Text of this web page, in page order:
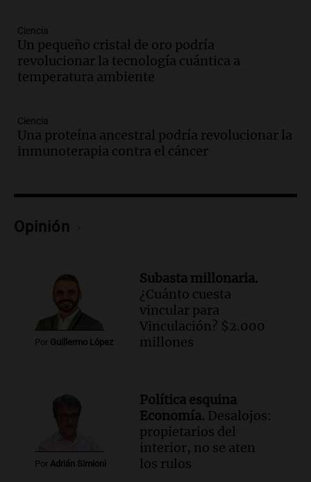
Episodios
Audio.El orgullo y el sueño argentino de
Jorge Messi en una entrevista con Rony
Episodios
Audio.El abuelo de Agostina Vega, tras
Una mañana para todos
Audio.
Una mañana para todos
Episodios
Audio. Murió Jorge Messi
Una mañana para todos
Audio. Mateo, a los 25 años, lucha
contra el tiempo: necesita un trasplante
para poder seguir viviend
Una mañana para todos
Episodios
Ciencia
Un pequeño cristal de oro podría
revolucionar la tecnología cuántica a
temperatura ambiente
Ciencia
Una proteína ancestral podría revolucionar la
inmunoterapia contra el cáncer
Opinión
Por Guillermo López
Subasta millonaria.
¿Cuánto cuesta
vincular para
Vinculación? $2.000
millones
Por Adrián Simioni
Política esquina
Economía. Desalojos:
propietarios del
interior, no se aten
los rulos